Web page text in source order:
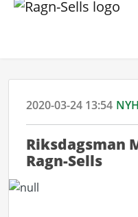
2020-03-24 13:54
Riksdagsman
Ragn-Sells